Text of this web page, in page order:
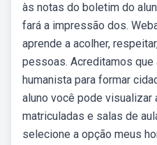
às notas do boletim do
fará a impressão dos.
aprende a acolher,
pessoas. Acreditamos
humanista para formar
aluno você pode
matriculadas e salas de
selecione a opção meus